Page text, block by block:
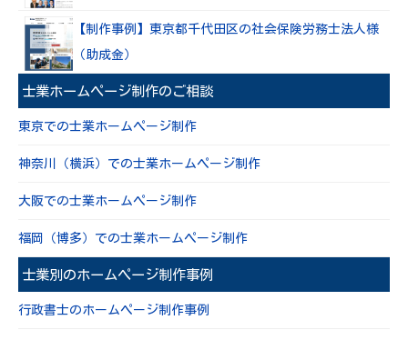
【制作事例】東京都千代田区の社会保険労務士法人様
（助成金）
士業ホームページ制作のご相談
東京での士業ホームページ制作
神奈川（横浜）での士業ホームページ制作
大阪での士業ホームページ制作
福岡（博多）での士業ホームページ制作
士業別のホームページ制作事例
行政書士のホームページ制作事例